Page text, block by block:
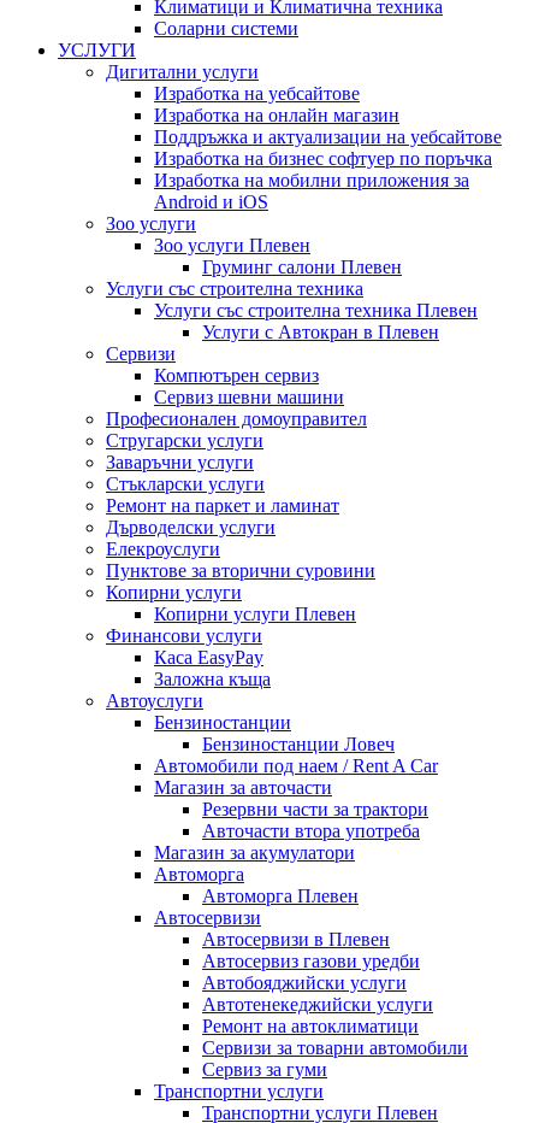
Климатици и Климатична техника
Соларни системи
УСЛУГИ
Дигитални услуги
Изработка на уебсайтове
Изработка на онлайн магазин
Поддръжка и актуализации на уебсайтове
Изработка на бизнес софтуер по поръчка
Изработка на мобилни приложения за
Android и iOS
Зоо услуги
Зоо услуги Плевен
Груминг салони Плевен
Услуги със строителна техника
Услуги със строителна техника Плевен
Услуги с Автокран в Плевен
Сервизи
Компютърен сервиз
Сервиз шевни машини
Професионален домоуправител
Стругарски услуги
Заваръчни услуги
Стъкларски услуги
Ремонт на паркет и ламинат
Дърводелски услуги
Елекроуслуги
Пунктове за вторични суровини
Копирни услуги
Копирни услуги Плевен
Финансови услуги
Каса EasyPay
Заложна къща
Автоуслуги
Бензиностанции
Бензиностанции Ловеч
Автомобили под наем / Rent A Car
Магазин за авточасти
Резервни части за трактори
Авточасти втора употреба
Магазин за акумулатори
Автоморга
Автоморга Плевен
Автосервизи
Автосервизи в Плевен
Автосервиз газови уредби
Автобояджийски услуги
Автотенекеджийски услуги
Ремонт на автоклиматици
Сервизи за товарни автомобили
Сервиз за гуми
Транспортни услуги
Транспортни услуги Плевен